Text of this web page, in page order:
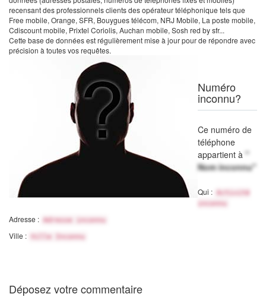
recensant des professionnels clients des opérateur téléphonique tels que
Free mobile, Orange, SFR, Bouygues télécom, NRJ Mobile, La poste mobile,
Cdiscount mobile, Prixtel Coriolis, Auchan mobile, Sosh red by sfr...
Cette base de données est régulièrement mise à jour pour de répondre avec
précision à toutes vos requêtes.
Numéro
inconnu?
Ce numéro de
téléphone
appartient à "
Nom inconnu"
Qui :
Activité
inconnu
Adresse : Adresse inconnu
Ville : Ville Inconnu
Déposez votre commentaire